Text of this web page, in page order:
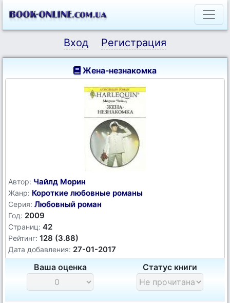
Вход Регистрация
Жена-незнакомка
Автор: Чайлд Морин
Жанр: Короткие любовные романы
Серия: Любовный роман
Год: 2009
Страниц: 42
Рейтинг: 128 (3.88)
Дата добавления: 27-01-2017
Ваша оценка Статус книги